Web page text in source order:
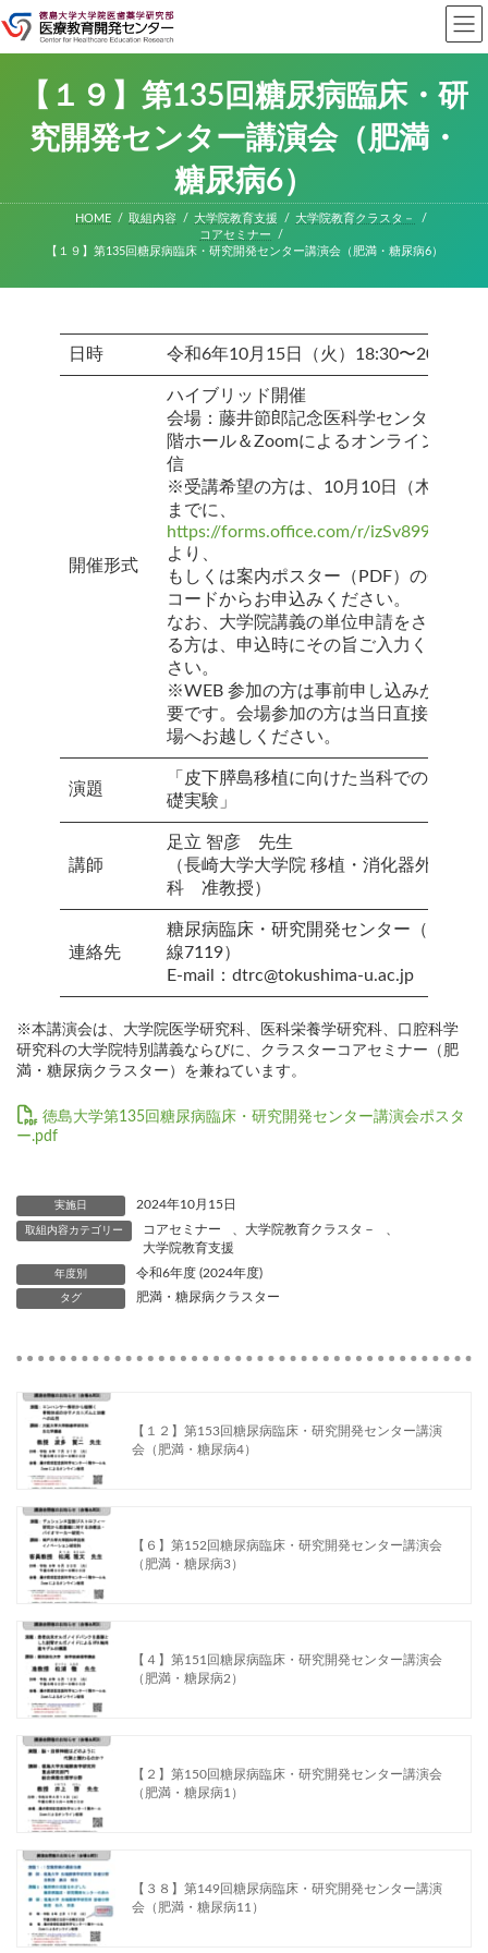
ン
ビ
【１９】第135回糖尿病臨床・研
究開発センター講演会（肥満・
糖尿病6）
HOME 取組内容 大学院教育支援
大学院教育クラスタ－
コアセミナー
【１９】第135回糖尿病臨床・研究開発センター講演会（肥満・糖尿病6）
日時 令和6年10月15日（火）18:30〜20:00
開催形式
ハイブリッド開催
会場：藤井節郎記念医科学センター1
階ホール＆Zoomによるオンライン配
信
※受講希望の方は、10月10日（木）
までに、
https://forms.office.com/r/izSv899Z8e
より、
もしくは案内ポスター（PDF）のQR
コードからお申込みください。
なお、大学院講義の単位申請をされ
る方は、申込時にその旨ご入力くだ
さい。
※WEB 参加の方は事前申し込みが必
要です。会場参加の方は当日直接会
場へお越しください。
演題
「皮下膵島移植に向けた当科での基
礎実験」
講師
足立 智彦 先生
（長崎大学大学院 移植・消化器外
科 准教授）
連絡先
糖尿病臨床・研究開発センター（内
線7119）
E-mail：dtrc@tokushima-u.ac.jp
※本講演会は、大学院医学研究科、医科栄養学研究科、口腔科学
研究科の大学院特別講義ならびに、クラスターコアセミナー（肥
満・糖尿病クラスター）を兼ねています。
徳島大学第135回糖尿病臨床・研究開発センター講演会ポスタ
ー.pdf
実施日 2024年10月15日
取組内容カテゴリー コアセミナー 大学院教育クラスタ－
大学院教育支援
年度別 令和6年度 (2024年度)
タグ 肥満・糖尿病クラスター
【１２】第153回糖尿病臨床・研究開発センター講演
会（肥満・糖尿病4）
【６】第152回糖尿病臨床・研究開発センター講演会
（肥満・糖尿病3）
【４】第151回糖尿病臨床・研究開発センター講演会
（肥満・糖尿病2）
【２】第150回糖尿病臨床・研究開発センター講演会
（肥満・糖尿病1）
【３８】第149回糖尿病臨床・研究開発センター講演
会（肥満・糖尿病11）